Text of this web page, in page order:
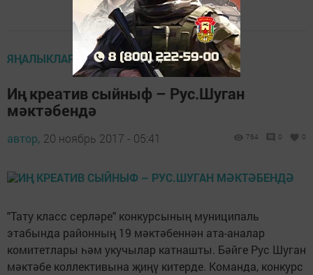
ЯҢАЛЫКЛАР
Иң креатив сыйныф – Рус.Шуган
мәктәбендә
автор, 20 ноябрь 2017 - 05:41 764 0 0
"Тату класс серләре" конкурсының муниципаль
этабында районның 19 мәктәбеннән ата-аналар
комитетлары һәм укучылар катнашты. Бәйге Рус Шуган
мәктәбе коллективына җиңү китерде. Команда, конкурс